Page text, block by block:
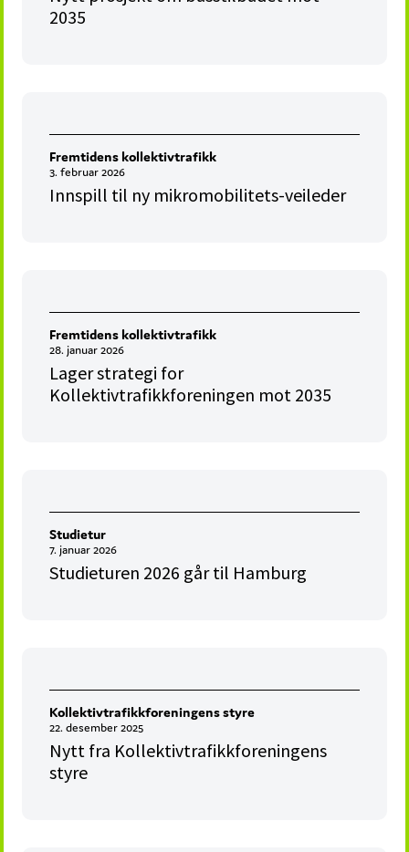
2035
Fremtidens kollektivtrafikk
3. februar 2026
Innspill til ny mikromobilitets-veileder
Fremtidens kollektivtrafikk
28. januar 2026
Lager strategi for
Kollektivtrafikkforeningen mot 2035
Studietur
7. januar 2026
Studieturen 2026 går til Hamburg
Kollektivtrafikkforeningens styre
22. desember 2025
Nytt fra Kollektivtrafikkforeningens
styre